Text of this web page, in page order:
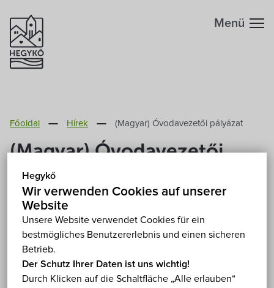
Hegykő
Wir verwenden Cookies auf unserer
Website
Unsere Website verwendet Cookies für ein
bestmögliches Benutzererlebnis und einen sicheren
Betrieb.
Der Schutz Ihrer Daten ist uns wichtig!
Durch Klicken auf die Schaltfläche „Alle erlauben“
Menü
Főoldal Hírek (Magyar) Óvodavezetői pályázat
(Magyar) Óvodavezetői
pályázat
2019. April 1.
Leider ist der Eintrag nur aufMagyarverfügbar.